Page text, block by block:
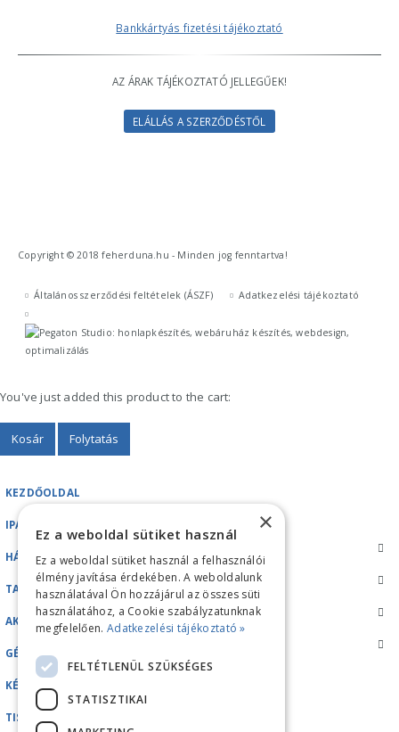
Bankkártyás fizetési tájékoztató
AZ ÁRAK TÁJÉKOZTATÓ JELLEGŰEK!
ELÁLLÁS A SZERZŐDÉSTŐL
Copyright © 2018 feherduna.hu - Minden jog fenntartva!
Általános szerződési feltételek (ÁSZF) Adatkezelési tájékoztató
You've just added this product to the cart:
Kosár Folytatás
KEZDŐOLDAL
IPARI GÉPEK
HÁZTARTÁSI GÉPEK
TARTOZÉKOK/ALKATRÉSZEK
AKCIÓK
GÉPKÖLCSÖNZÉS
KÉZI TISZTÍTÓ ESZKÖZÖK
TISZTÍTÓSZEREK
×
Ez a weboldal sütiket használ
Ez a weboldal sütiket használ a felhasználói
élmény javítása érdekében. A weboldalunk
használatával Ön hozzájárul az összes süti
használatához, a Cookie szabályzatunknak
megfelelően. Adatkezelési tájékoztató »
FELTÉTLENÜL SZÜKSÉGES
STATISZTIKAI